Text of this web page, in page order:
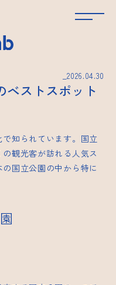
_2026.04.30
ベストスポット
知られています。国立
観光客が訪れる人気ス
国立公園の中から特に